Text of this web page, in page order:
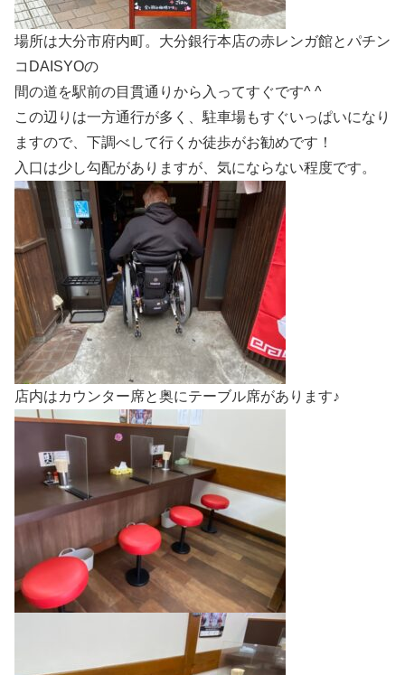
場所は大分市府内町。大分銀行本店の赤レンガ館とパチン
コDAISYOの
間の道を駅前の目貫通りから入ってすぐです^ ^
この辺りは一方通行が多く、駐車場もすぐいっぱいになり
ますので、下調べして行くか徒歩がお勧めです！
入口は少し勾配がありますが、気にならない程度です。
店内はカウンター席と奥にテーブル席があります♪